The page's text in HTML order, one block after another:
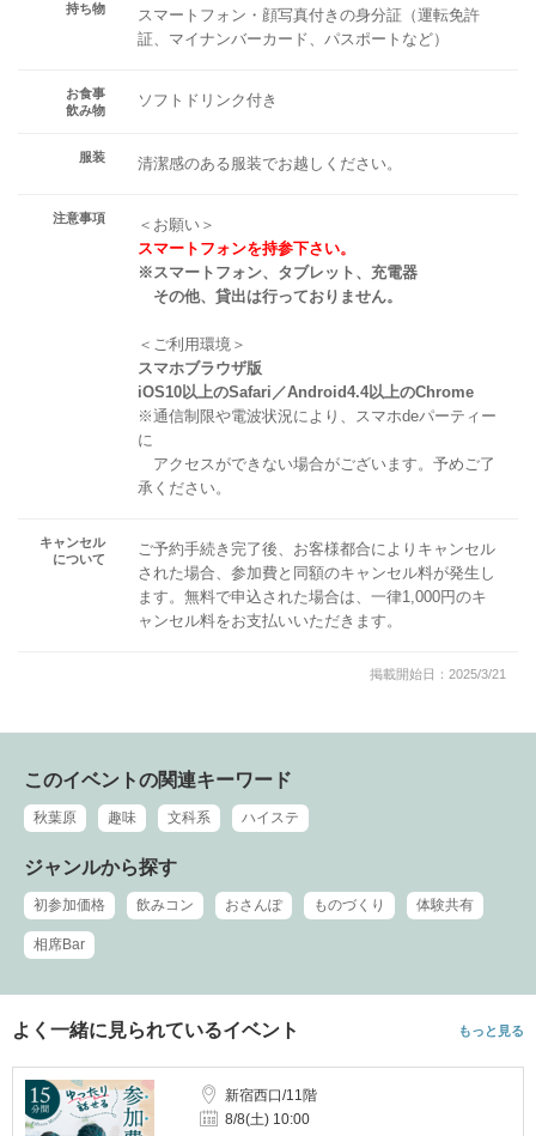
持ち物
スマートフォン・顔写真付きの身分証（運転免許
証、マイナンバーカード、パスポートなど）
お食事
飲み物
ソフトドリンク付き
服装 清潔感のある服装でお越しください。
注意事項
＜お願い＞
スマートフォンを持参下さい。
※スマートフォン、タブレット、充電器
その他、貸出は行っておりません。
＜ご利用環境＞
スマホブラウザ版
iOS10以上のSafari／Android4.4以上のChrome
※通信制限や電波状況により、スマホdeパーティー
に
アクセスができない場合がございます。予めご了
承ください。
キャンセル
について
ご予約手続き完了後、お客様都合によりキャンセル
された場合、参加費と同額のキャンセル料が発生し
ます。無料で申込された場合は、一律1,000円のキ
ャンセル料をお支払いいただきます。
掲載開始日：2025/3/21
このイベントの関連キーワード
秋葉原 趣味 文科系 ハイステ
ジャンルから探す
初参加価格 飲みコン おさんぽ ものづくり 体験共有
相席Bar
よく一緒に見られているイベント もっと見る
新宿西口/11階
8/8(土) 10:00